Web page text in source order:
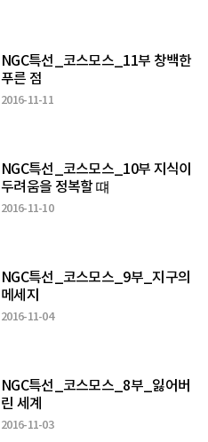
NGC특선_코스모스_11부 창백한
푸른 점
2016-11-11
NGC특선_코스모스_10부 지식이
두려움을 정복할 떄
2016-11-10
NGC특선_코스모스_9부_지구의
메세지
2016-11-04
NGC특선_코스모스_8부_잃어버
린 세계
2016-11-03